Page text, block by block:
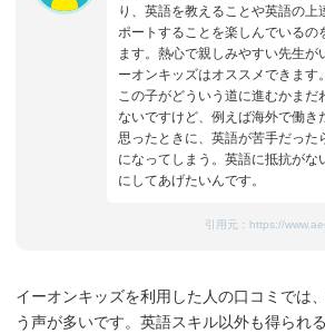
り、英語を教えることや英語の上
ポートすることを楽しんでいるの
ます。熱心で親しみやすい先生が
ーオンキッズはオススメできます
この子がどういう道に進むかまだ
ないですけど、例えば海外で働き
思ったときに、英語が苦手だった
になってしまう。英語に抵抗がな
にしてあげたいんです。
引用元： https://
イーオンキッズを利用した人の口コミでは
う声が多いです。英語スキル以外も得られ